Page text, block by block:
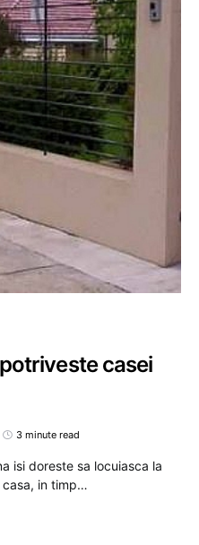
casei
3 minute read
isi doreste sa locuiasca la
casa, in timp…